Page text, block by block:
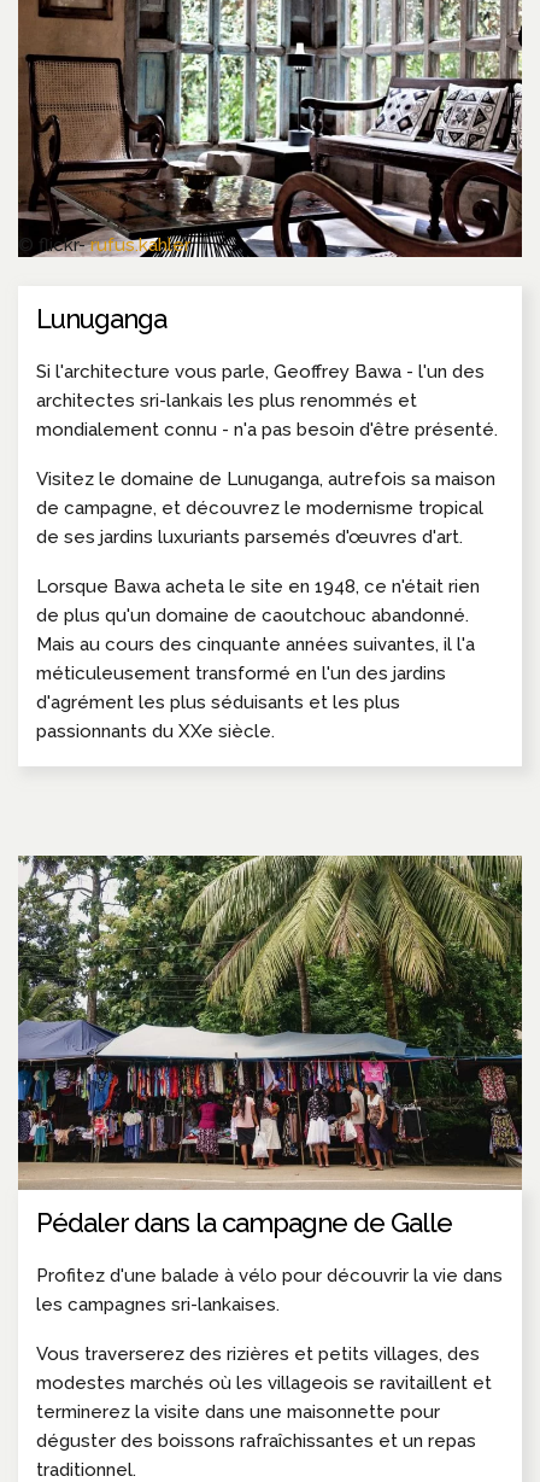
Lunuganga
Si l'architecture vous parle, Geoffrey Bawa - l'un des
architectes sri-lankais les plus renommés et
mondialement connu - n'a pas besoin d'être présenté.
Visitez le domaine de Lunuganga, autrefois sa maison
de campagne, et découvrez le modernisme tropical
de ses jardins luxuriants parsemés d'œuvres d'art.
Lorsque Bawa acheta le site en 1948, ce n'était rien
de plus qu'un domaine de caoutchouc abandonné.
Mais au cours des cinquante années suivantes, il l'a
méticuleusement transformé en l'un des jardins
d'agrément les plus séduisants et les plus
passionnants du XXe siècle.
© flickr-rufus.kahler
Pédaler dans la campagne de Galle
Profitez d'une balade à vélo pour découvrir la vie dans
les campagnes sri-lankaises.
Vous traverserez des rizières et petits villages, des
modestes marchés où les villageois se ravitaillent et
terminerez la visite dans une maisonnette pour
déguster des boissons rafraîchissantes et un repas
traditionnel.